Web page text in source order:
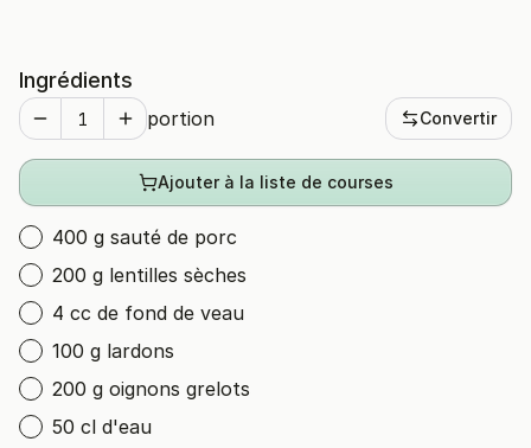
Ingrédients
portion Convertir
Ajouter à la liste de courses
400 g sauté de porc
200 g lentilles sèches
4 cc de fond de veau
100 g lardons
200 g oignons grelots
50 cl d'eau